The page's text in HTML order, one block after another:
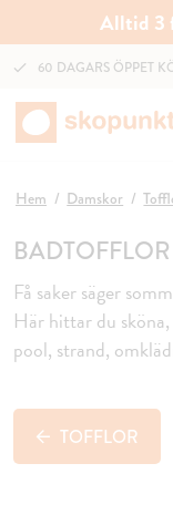
Alltid 3
60 DAGARS ÖPPET
Hem Damskor
Få saker säger
Här hittar du
pool, strand,
TOFFLOR